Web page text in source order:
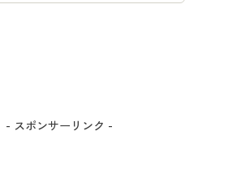
- スポンサーリンク -